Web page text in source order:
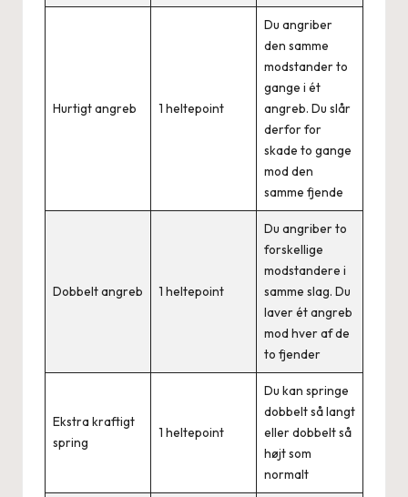
Hurtigt angreb 1 heltepoint
Du angriber
den samme
modstander to
gange i ét
angreb. Du slår
derfor for
skade to gange
mod den
samme fjende
Dobbelt angreb 1 heltepoint
Du angriber to
forskellige
modstandere i
samme slag. Du
laver ét angreb
mod hver af de
to fjender
Ekstra kraftigt
spring
1 heltepoint
Du kan springe
dobbelt så langt
eller dobbelt så
højt som
normalt